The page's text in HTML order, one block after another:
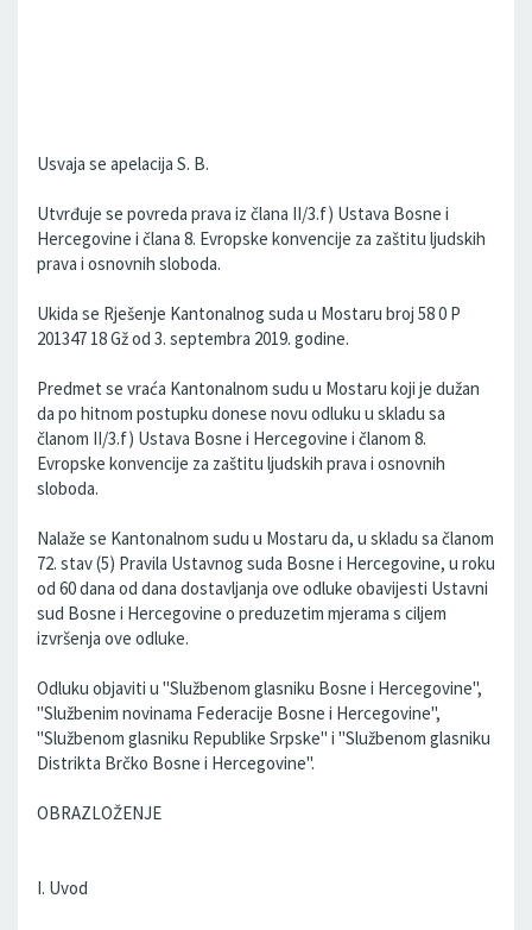
Usvaja se apelacija S. B.
Utvrđuje se povreda prava iz člana II/3.f) Ustava Bosne i
Hercegovine i člana 8. Evropske konvencije za zaštitu ljudskih
prava i osnovnih sloboda.
Ukida se Rješenje Kantonalnog suda u Mostaru broj 58 0 P
201347 18 Gž od 3. septembra 2019. godine.
Predmet se vraća Kantonalnom sudu u Mostaru koji je dužan
da po hitnom postupku donese novu odluku u skladu sa
članom II/3.f) Ustava Bosne i Hercegovine i članom 8.
Evropske konvencije za zaštitu ljudskih prava i osnovnih
sloboda.
Nalaže se Kantonalnom sudu u Mostaru da, u skladu sa članom
72. stav (5) Pravila Ustavnog suda Bosne i Hercegovine, u roku
od 60 dana od dana dostavljanja ove odluke obavijesti Ustavni
sud Bosne i Hercegovine o preduzetim mjerama s ciljem
izvršenja ove odluke.
Odluku objaviti u "Službenom glasniku Bosne i Hercegovine",
"Službenim novinama Federacije Bosne i Hercegovine",
"Službenom glasniku Republike Srpske" i "Službenom glasniku
Distrikta Brčko Bosne i Hercegovine".
OBRAZLOŽENJE
I. Uvod